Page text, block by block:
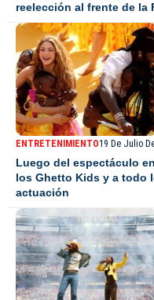
reelección al frente de la
ENTRETENIMIENTO19 De Julio
Luego del espectáculo
los Ghetto Kids y a todo
actuación